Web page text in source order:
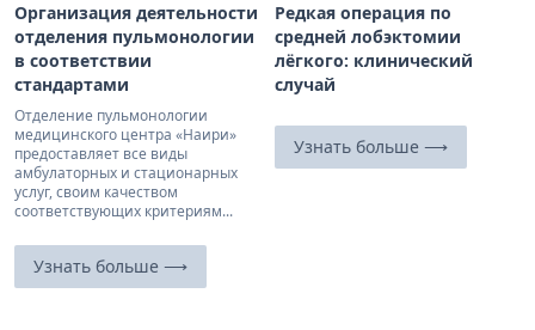
Организация деятельности
отделения пульмонологии
в соответствии
стандартами
Отделение пульмонологии
медицинского центра «Наири»
предоставляет все виды
амбулаторных и стационарных
услуг, своим качеством
соответствующих критериям...
Узнать больше ⟶
Редкая операция по
средней лобэктомии
лёгкого: клинический
случай
Узнать больше ⟶